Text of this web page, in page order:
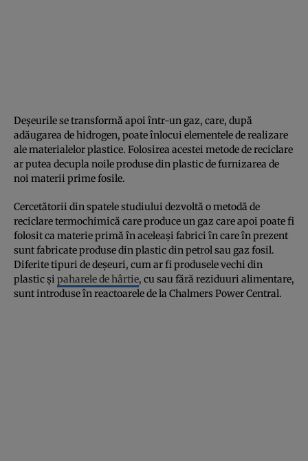
Deșeurile se transformă apoi într-un gaz, care, după
adăugarea de hidrogen, poate înlocui elementele de realizare
ale materialelor plastice. Folosirea acestei metode de reciclare
ar putea decupla noile produse din plastic de furnizarea de
noi materii prime fosile.
Cercetătorii din spatele studiului dezvoltă o metodă de
reciclare termochimică care produce un gaz care apoi poate fi
folosit ca materie primă în aceleași fabrici în care în prezent
sunt fabricate produse din plastic din petrol sau gaz fosil.
Diferite tipuri de deșeuri, cum ar fi produsele vechi din
plastic și paharele de hârtie, cu sau fără reziduuri alimentare,
sunt introduse în reactoarele de la Chalmers Power Central.